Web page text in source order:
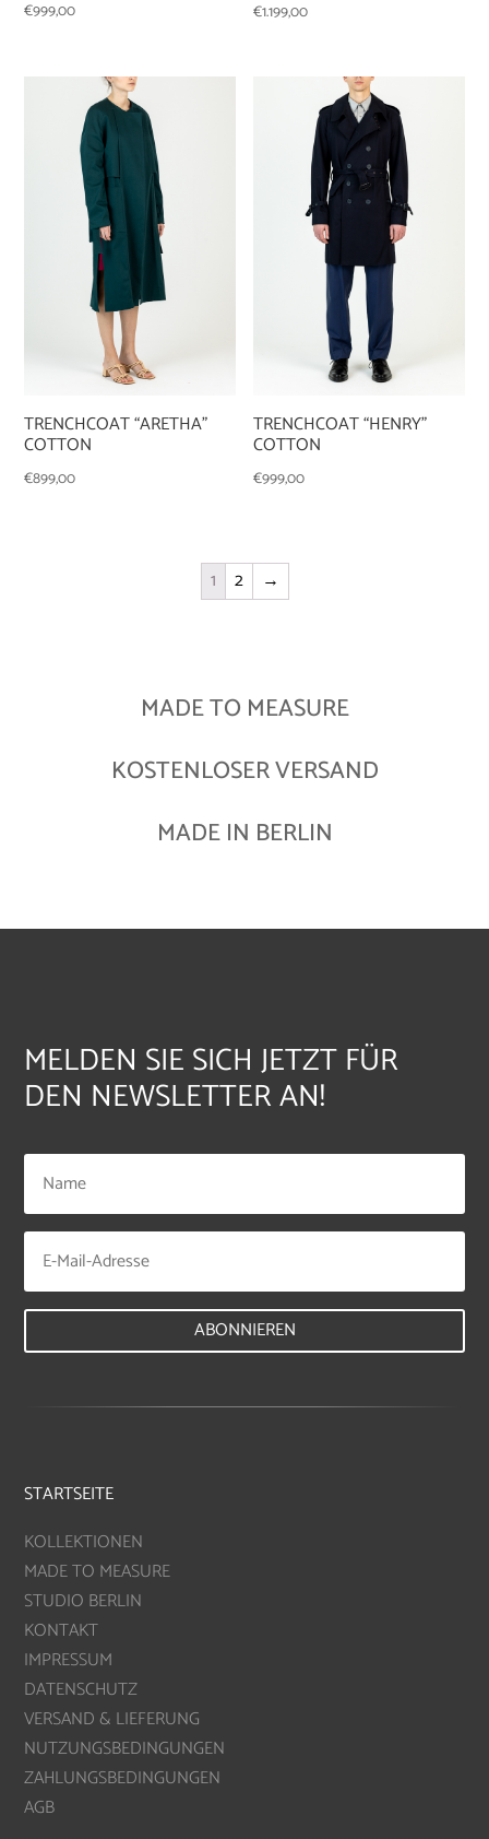
€999,00 €1.199,00
TRENCHCOAT “ARETHA”
COTTON
€899,00
TRENCHCOAT “HENRY”
COTTON
€999,00
1 2 →
MADE TO MEASURE
KOSTENLOSER VERSAND
MADE IN BERLIN
MELDEN SIE SICH JETZT FÜR
DEN NEWSLETTER AN!
ABONNIEREN
STARTSEITE
KOLLEKTIONEN
MADE TO MEASURE
STUDIO BERLIN
KONTAKT
IMPRESSUM
DATENSCHUTZ
VERSAND & LIEFERUNG
NUTZUNGSBEDINGUNGEN
ZAHLUNGSBEDINGUNGEN
AGB